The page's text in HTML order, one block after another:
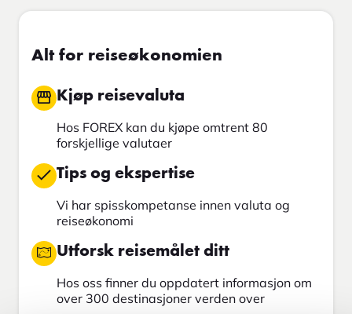
Alt for reiseøkonomien
Kjøp reisevaluta
Hos FOREX kan du kjøpe omtrent 80
forskjellige valutaer
Tips og ekspertise
Vi har spisskompetanse innen valuta og
reiseøkonomi
Utforsk reisemålet ditt
Hos oss finner du oppdatert informasjon om
over 300 destinasjoner verden over